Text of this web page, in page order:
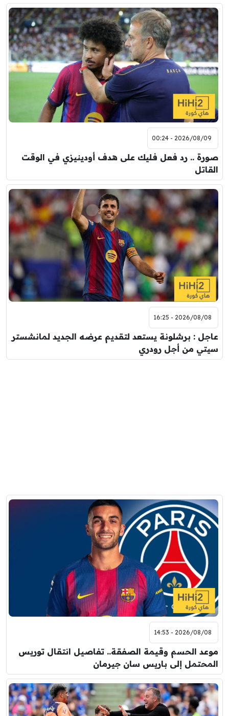
2026/08/09 - 00:24
صورة .. رد فعل فليك على هدف أودينيزي في الوقت
القاتل
2026/08/08 - 16:25
عاجل : برشلونة يستعد لتقديم عرضه الجديد لمانشستر
سيتي من أجل رودري
2026/08/08 - 14:53
موعد الحسم وقيمة الصفقة.. تفاصيل انتقال توريس
المحتمل إلى باريس سان جيرمان